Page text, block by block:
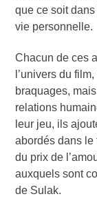
que ce soit
vie personnelle.
Chacun de ces
l’univers du
braquages,
relations
leur jeu, ils
abordés dans le
du prix de
auxquels sont
de Sulak.